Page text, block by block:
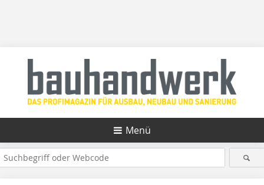
Menü